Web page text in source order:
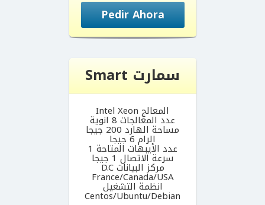
Pedir Ahora
سمارت Smart
المعالج Intel Xeon
عدد المعالجات 8 انوية
مساحة الهارد 200 جيجا
الرام 6 جيجا
عدد الأيبهات المتاحة 1
سرعة الاتصال 1 جيجا
مركز البيانات D.C
France/Canada/USA
انظمة التشغيل
Centos/Ubuntu/Debian